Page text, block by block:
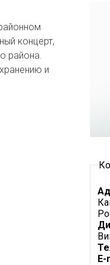
концерт,
района.
и
E-